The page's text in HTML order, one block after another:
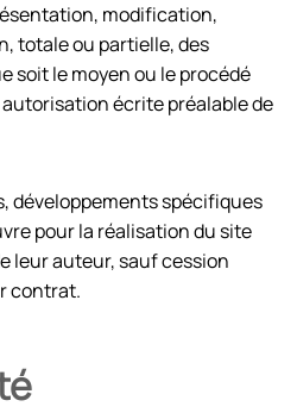
modification,
totale ou partielle, des
soit le moyen ou le procédé
écrite préalable de
développements spécifiques
pour la réalisation du site
leur auteur, sauf cession
contrat.